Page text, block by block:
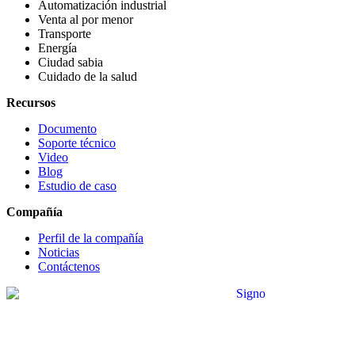
Automatización industrial
Venta al por menor
Transporte
Energía
Ciudad sabia
Cuidado de la salud
Recursos
Documento
Soporte técnico
Video
Blog
Estudio de caso
Compañía
Perfil de la compañía
Noticias
Contáctenos